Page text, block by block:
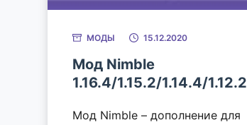
МОДЫ 15.12.2020
Мод Nimble
1.16.4/1.15.2/1.14.4/1.12.2
Мод Nimble – дополнение для